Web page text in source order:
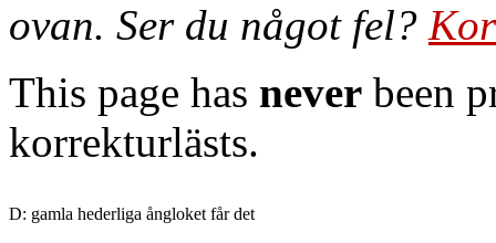
ovan. Ser du något fel?
This page has never been
korrekturlästs.
D: gamla hederliga ångloket får det